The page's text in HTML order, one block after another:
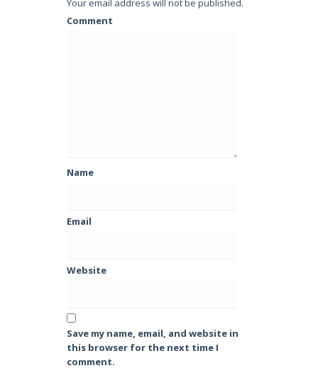
Your email address will not be published.
Comment
Name
Email
Website
Save my name, email, and website in
this browser for the next time I
comment.